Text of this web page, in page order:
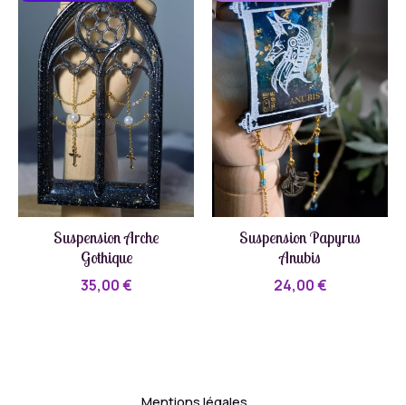
Suspension Arche
Gothique
35,00€
Suspension Papyrus
Anubis
24,00€